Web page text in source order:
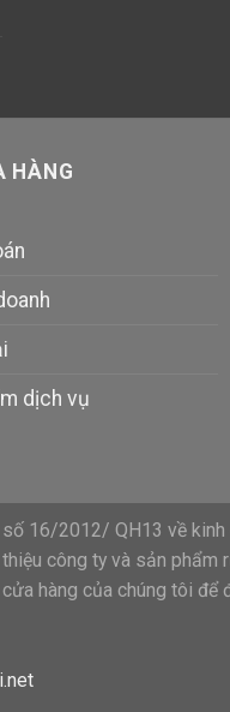
HÀNG
dịch vụ
16/2012/ QH13 về kinh
công ty và sản phẩm
hàng của chúng tôi